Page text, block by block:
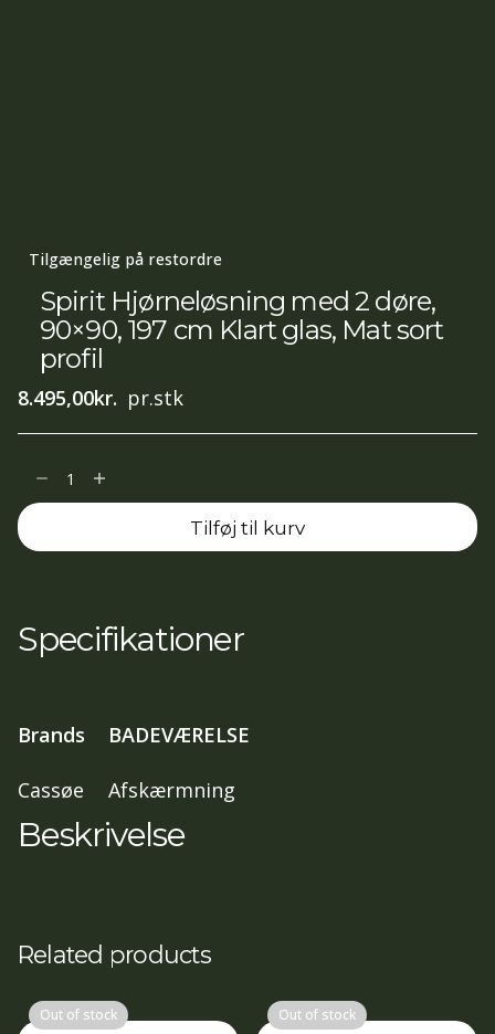
Tilgængelig på restordre
Spirit Hjørneløsning med 2 døre,
90×90, 197 cm Klart glas, Mat sort
profil
8.495,00kr. pr.stk
Hjørneløsning
med
90x90,
197
glas,
Mat
profil
Tilføj til kurv
Specifikationer
Brands BADEVÆRELSE
Cassøe Afskærmning
Beskrivelse
Related products
Out of stock Out of stock